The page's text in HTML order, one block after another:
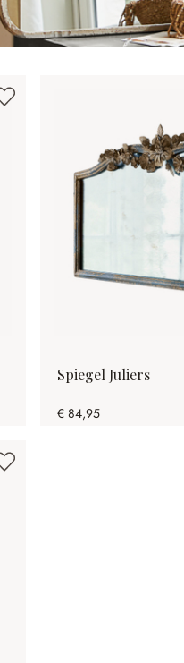
Spiegel Juliers
€ 84,95